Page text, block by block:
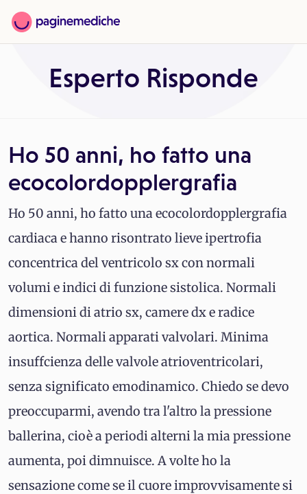
Esperto Risponde
Ho 50 anni, ho fatto una
ecocolordopplergrafia
Ho 50 anni, ho fatto una ecocolordopplergrafia
cardiaca e hanno risontrato lieve ipertrofia
concentrica del ventricolo sx con normali
volumi e indici di funzione sistolica. Normali
dimensioni di atrio sx, camere dx e radice
aortica. Normali apparati valvolari. Minima
insuffcienza delle valvole atrioventricolari,
senza significato emodinamico. Chiedo se devo
preoccuparmi, avendo tra l'altro la pressione
ballerina, cioè a periodi alterni la mia pressione
aumenta, poi dimnuisce. A volte ho la
sensazione come se il cuore improvvisamente si